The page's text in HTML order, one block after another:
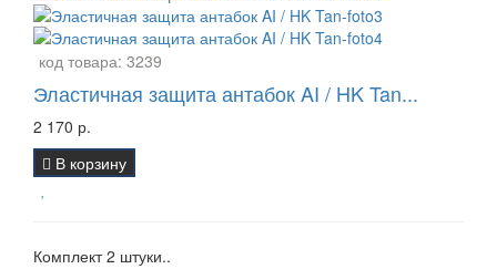
код товара: 3239
Эластичная защита антабок AI / HK Tan...
2 170 р.
В корзину
Комплект 2 штуки..